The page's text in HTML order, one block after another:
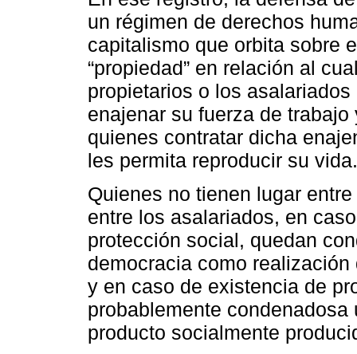
un régimen de derechos
capitalismo que orbita sobre
“propiedad” en relación al
propietarios o los
enajenar su fuerza de
quienes contratar dicha
les permita reproducir su vida.
Quienes no tienen lugar
entre los asalariados, en
protección social, quedan
democracia como
y en caso de existencia de
probablemente
producto socialmente